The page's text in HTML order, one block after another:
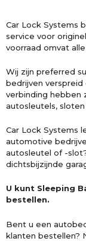
Car Lock Systems
service voor
voorraad omvat
Wij zijn preferred
bedrijven verspreid
verbinding hebben
autosleutels,
Car Lock Systems
automotive
autosleutel of -
dichtsbijzijnde
U kunt Sleeping
bestellen.
Bent u een
klanten bestellen?